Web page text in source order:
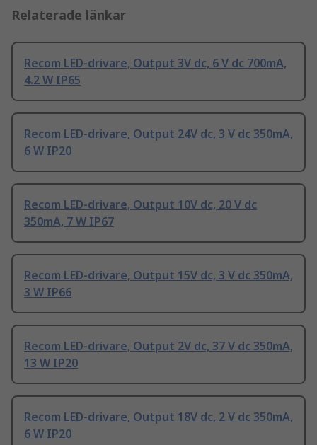
Relaterade länkar
Recom LED-drivare, Output 3V dc, 6 V dc 700mA,
4.2 W IP65
Recom LED-drivare, Output 24V dc, 3 V dc 350mA,
6 W IP20
Recom LED-drivare, Output 10V dc, 20 V dc
350mA, 7 W IP67
Recom LED-drivare, Output 15V dc, 3 V dc 350mA,
3 W IP66
Recom LED-drivare, Output 2V dc, 37 V dc 350mA,
13 W IP20
Recom LED-drivare, Output 18V dc, 2 V dc 350mA,
6 W IP20